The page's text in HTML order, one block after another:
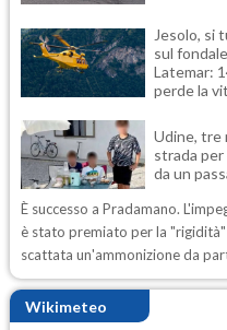
Jesolo, si
sul
Latemar:
perde la
Udine, tre
strada
da un
È successo a Pradamano.
è stato premiato per la
scattata un'ammonizione da
Wikimeteo